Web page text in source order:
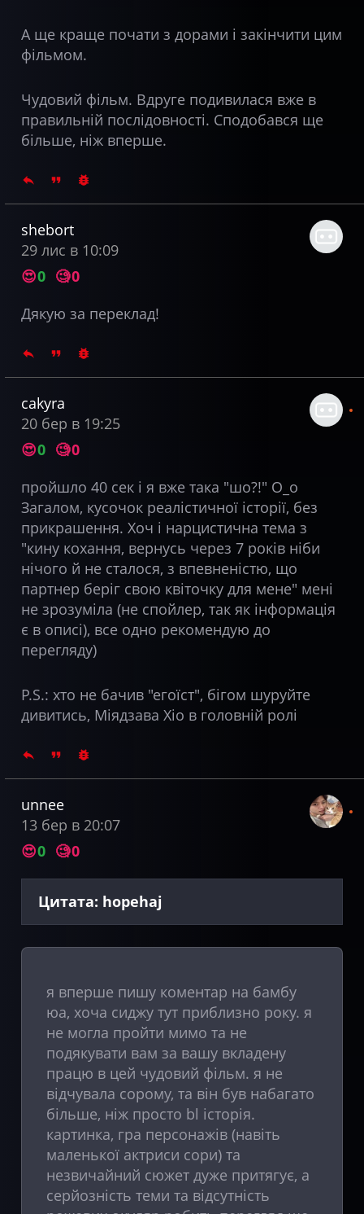
А ще краще почати з дорами і закінчити цим
фільмом.
Чудовий фільм. Вдруге подивилася вже в
правильній послідовності. Сподобався ще
більше, ніж вперше.
shebort
29 лис в 10:09
😍0 🧐0
Дякую за переклад!
cakyra
20 бер в 19:25
😍0 🧐0
пройшло 40 сек і я вже така "шо?!" О_о
Загалом, кусочок реалістичної історії, без
прикрашення. Хоч і нарцистична тема з
"кину кохання, вернусь через 7 років ніби
нічого й не сталося, з впевненістю, що
партнер беріг свою квіточку для мене" мені
не зрозуміла (не спойлер, так як інформація
є в описі), все одно рекомендую до
перегляду)
P.S.: хто не бачив "егоїст", бігом шуруйте
дивитись, Міядзава Хіо в головній ролі
unnee
13 бер в 20:07
😍0 🧐0
Цитата: hopehaj
я вперше пишу коментар на бамбу
юа, хоча сиджу тут приблизно року. я
не могла пройти мимо та не
подякувати вам за вашу вкладену
працю в цей чудовий фільм. я не
відчувала сорому, та він був набагато
більше, ніж просто bl історія.
картинка, гра персонажів (навіть
маленької актриси сори) та
незвичайний сюжет дуже притягує, а
серйозність теми та відсутність